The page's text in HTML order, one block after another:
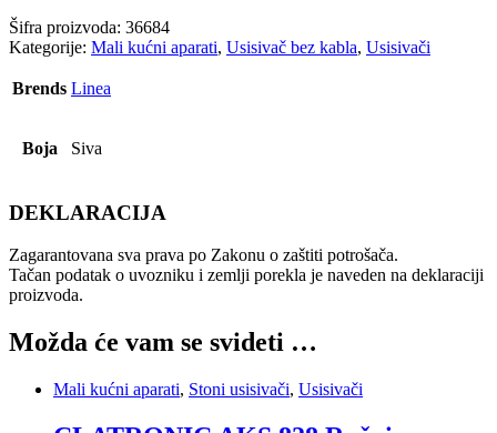
Šifra proizvoda: 36684
Kategorije: Mali kućni aparati, Usisivač bez kabla, Usisivači
Brends Linea
Boja Siva
DEKLARACIJA
Zagarantovana sva prava po Zakonu o zaštiti potrošača.
Tačan podatak o uvozniku i zemlji porekla je naveden na deklaraciji
proizvoda.
Možda će vam se svideti …
Mali kućni aparati, Stoni usisivači, Usisivači